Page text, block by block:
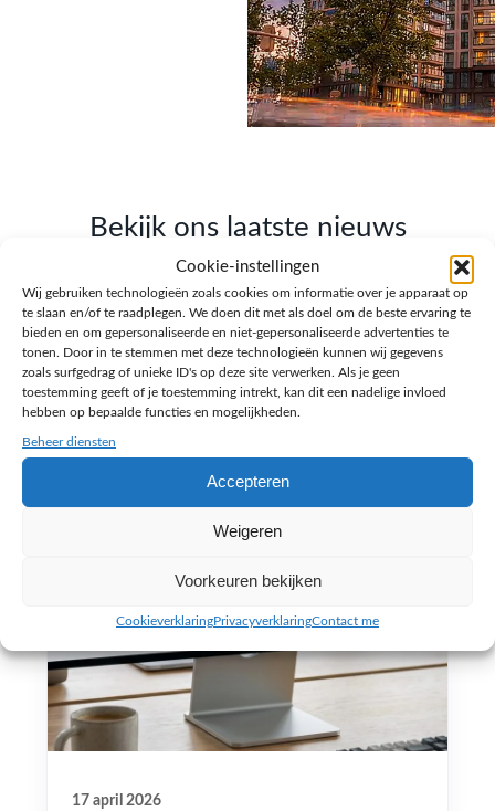
Cookie-instellingen
Wij gebruiken technologieën zoals cookies om informatie over je apparaat op
te slaan en/of te raadplegen. We doen dit met als doel om de beste ervaring te
bieden en om gepersonaliseerde en niet-gepersonaliseerde advertenties te
tonen. Door in te stemmen met deze technologieën kunnen wij gegevens
zoals surfgedrag of unieke ID's op deze site verwerken. Als je geen
toestemming geeft of je toestemming intrekt, kan dit een nadelige invloed
hebben op bepaalde functies en mogelijkheden.
Beheer diensten
Accepteren
Weigeren
Voorkeuren bekijken
CookieverklaringPrivacyverklaringContact me
Bekijk ons laatste nieuws
ondernemen.
17 april 2026